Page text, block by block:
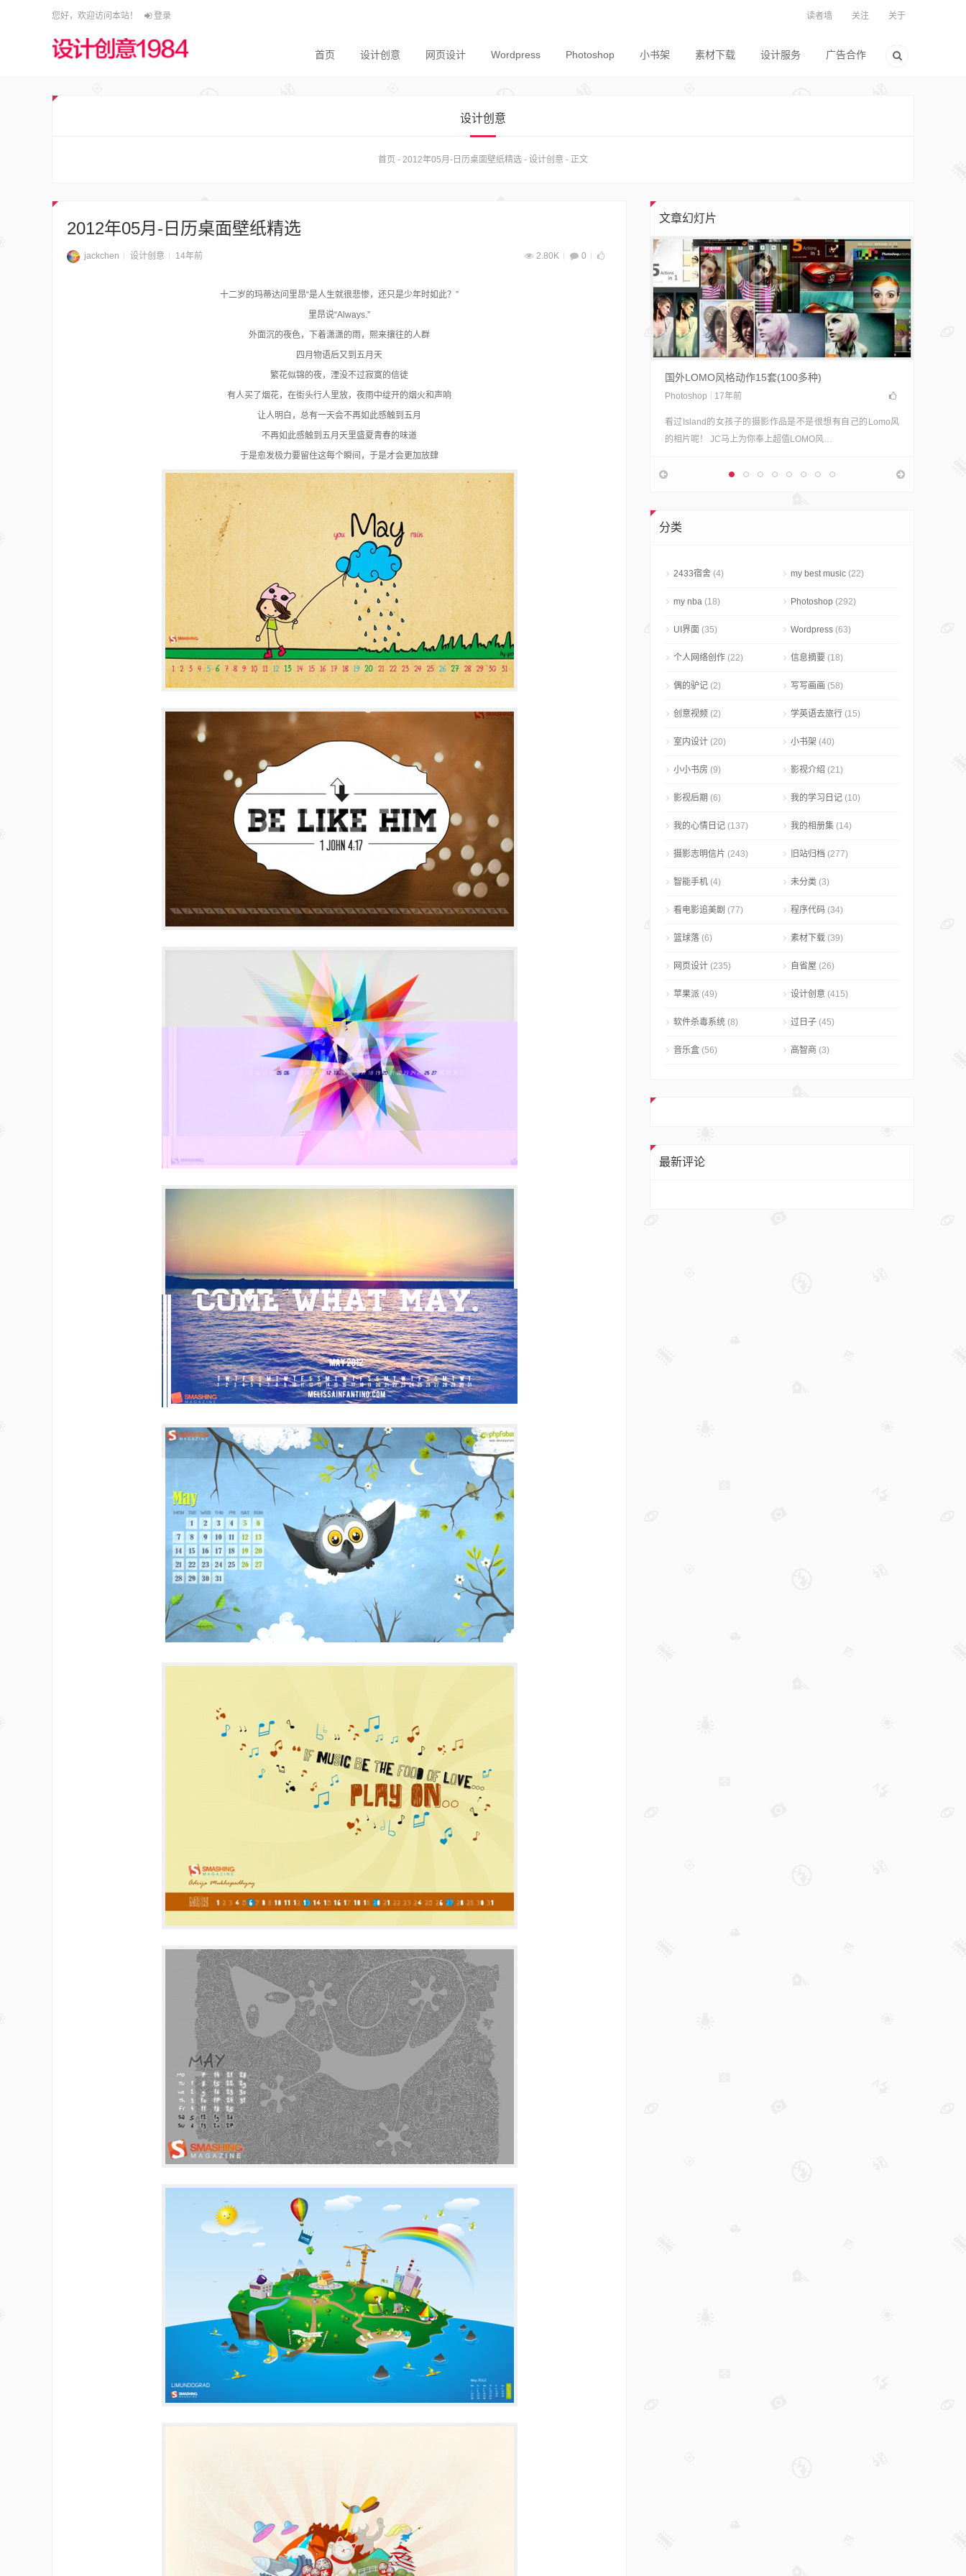
您好，欢迎访问本站！ 登录 读者墙 关注 关于
首页 设计创意 网页设计 Wordpress Photoshop 小书架 素材下载 设计服务 广告合作
设计创意
首页 - 2012年05月-日历桌面壁纸精选 - 设计创意 - 正文
2012年05月-日历桌面壁纸精选
jackchen 设计创意 14年前 2.80K 0
十二岁的玛蒂达问里昂“是人生就很悲惨，还只是少年时如此？”
里昂说“Always.”
外面沉的夜色，下着潇潇的雨，熙来攘往的人群
四月物语后又到五月天
繁花似锦的夜，湮没不过寂寞的信徒
有人买了烟花，在街头行人里放，夜雨中绽开的烟火和声响
让人明白，总有一天会不再如此感触到五月
不再如此感触到五月天里盛夏青春的味道
于是愈发极力要留住这每个瞬间，于是才会更加放肆
文章幻灯片
48个免费的Photoshop动作
Photoshop 15年前
在我们对图片进行设计处理时用的最多最广泛的应该就是
Photoshop了。对于这个优秀的软件不仅仅所有的专…
国外LOMO风格动作15套(100多种)
Photoshop 17年前
看过Island的女孩子的摄影作品是不是很想有自己的Lomo风
的相片呢！ JC马上为你奉上超值LOMO风…
分类
2433宿舍 (4) my best music (22)
my nba (18) Photoshop (292)
UI界面 (35) Wordpress (63)
个人网络创作 (22) 信息摘要 (18)
偶的驴记 (2) 写写画画 (58)
创意视频 (2) 学英语去旅行 (15)
室内设计 (20) 小书架 (40)
小小书房 (9) 影视介绍 (21)
影视后期 (6) 我的学习日记 (10)
我的心情日记 (137) 我的相册集 (14)
摄影志明信片 (243) 旧站归档 (277)
智能手机 (4) 未分类 (3)
看电影追美剧 (77) 程序代码 (34)
篮球落 (6) 素材下载 (39)
网页设计 (235) 自省屋 (26)
苹果派 (49) 设计创意 (415)
软件杀毒系统 (8) 过日子 (45)
音乐盒 (56) 高智商 (3)
最新评论